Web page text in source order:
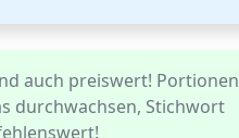
auch preiswert! Portionen
durchwachsen, Stichwort